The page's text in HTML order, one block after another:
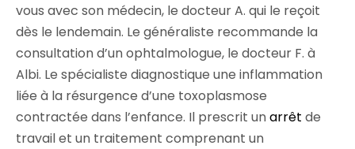
vous avec son médecin, le docteur A. qui le reçoit
dès le lendemain. Le généraliste recommande la
consultation d’un ophtalmologue, le docteur F. à
Albi. Le spécialiste diagnostique une inflammation
liée à la résurgence d’une toxoplasmose
contractée dans l’enfance. Il prescrit unarrêt de
travail et un traitement comprenant un